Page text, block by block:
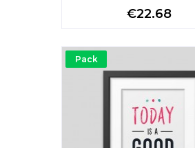
Price
€22.68
Pack